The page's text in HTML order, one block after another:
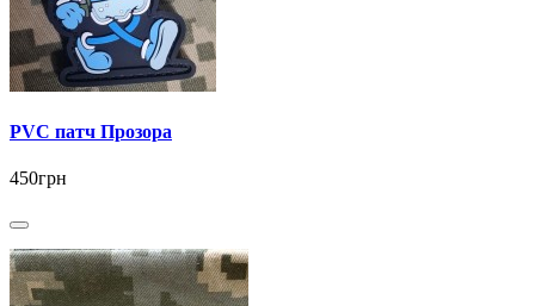
PVC патч Прозора
450грн